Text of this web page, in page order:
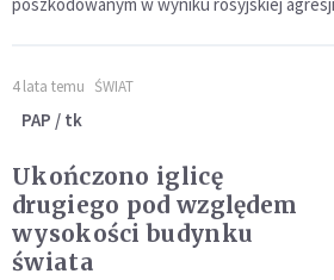
4 lata temu ŚWIAT
PAP / tk
Ukończono iglicę
drugiego pod względem
wysokości budynku
świata